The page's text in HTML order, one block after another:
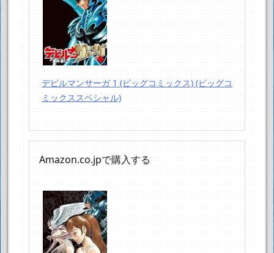
デビルマンサーガ 1 (ビッグコミックス) (ビッグコ
ミックススペシャル)
Amazon.co.jpで購入する